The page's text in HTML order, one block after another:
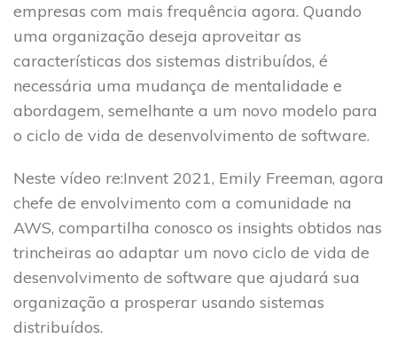
empresas com mais frequência agora. Quando
uma organização deseja aproveitar as
características dos sistemas distribuídos, é
necessária uma mudança de mentalidade e
abordagem, semelhante a um novo modelo para
o ciclo de vida de desenvolvimento de software.
Neste vídeo re:Invent 2021, Emily Freeman, agora
chefe de envolvimento com a comunidade na
AWS, compartilha conosco os insights obtidos nas
trincheiras ao adaptar um novo ciclo de vida de
desenvolvimento de software que ajudará sua
organização a prosperar usando sistemas
distribuídos.